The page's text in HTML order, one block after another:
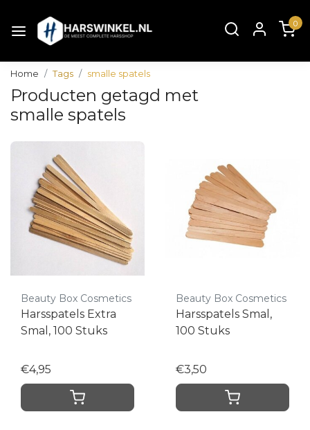
0
Home Tags smalle spatels
Producten getagd met
smalle spatels
Beauty Box Cosmetics
Harsspatels Extra
Smal, 100 Stuks
€4,95
Beauty Box Cosmetics
Harsspatels Smal,
100 Stuks
€3,50